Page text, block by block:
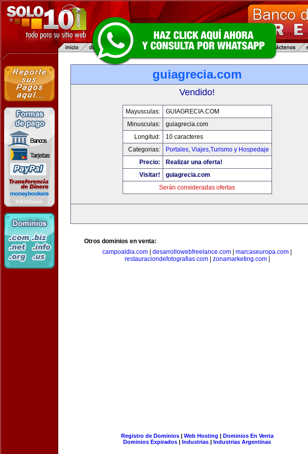
guiagrecia.com
Vendido!
Mayusculas:
GUIAGRECIA.COM
Minusculas:
guiagrecia.com
Longitud:
10 caracteres
Categorias:
Portales, Viajes,Turismo y Hospedaje
Precio:
Realizar una oferta!
Visitar!
guiagrecia.com
Serán consideradas ofertas
Otros dominios en venta:
campoaldia.com
desarrollowebfreelance.com marcaseuropa.com
restauraciondefotografias.com| zonamarketing.com|
Registro de Dominios| Web Hosting | Dominios En Venta
Dominios Expirados | Industrias | Industrias Argentinas